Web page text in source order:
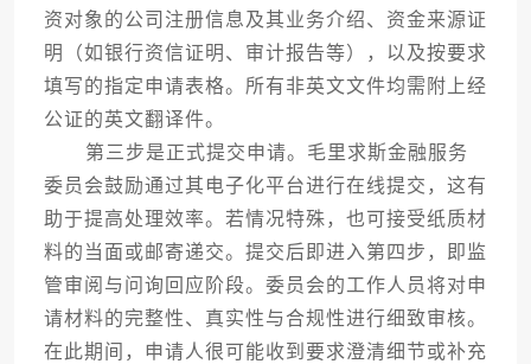
资对象的公司注册信息及其业务介绍、资金来源证
明（如银行资信证明、审计报告等），以及按要求
填写的指定申请表格。所有非英文文件均需附上经
公证的英文翻译件。
第三步是正式提交申请。毛里求斯金融服务
委员会鼓励通过其电子化平台进行在线提交，这有
助于提高处理效率。若情况特殊，也可接受纸质材
料的当面或邮寄递交。提交后即进入第四步，即监
管审阅与问询回应阶段。委员会的工作人员将对申
请材料的完整性、真实性与合规性进行细致审核。
在此期间，申请人很可能收到要求澄清细节或补充